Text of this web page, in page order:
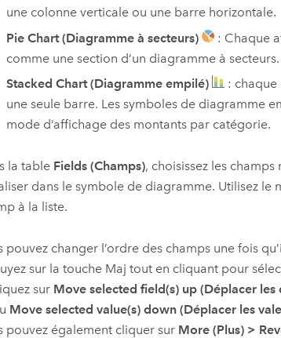
une colonne verticale ou une barre horizontale.
Pie Chart (Diagramme à secteurs)
: Chaque
comme une section d’un diagramme à secteurs.
Stacked Chart (Diagramme empilé)
: chaque
une seule barre. Les symboles de diagramme
mode d’affichage des montants par catégorie.
la table Fields (Champs), choisissez les
dans le symbole de diagramme. Utilisez le
à la liste.
pouvez changer l’ordre des champs une fois
sur la touche Maj tout en cliquant pour
sur Move selected field(s) up (Déplacer les
Move selected value(s) down (Déplacer les
pouvez également cliquer sur More (Plus) >